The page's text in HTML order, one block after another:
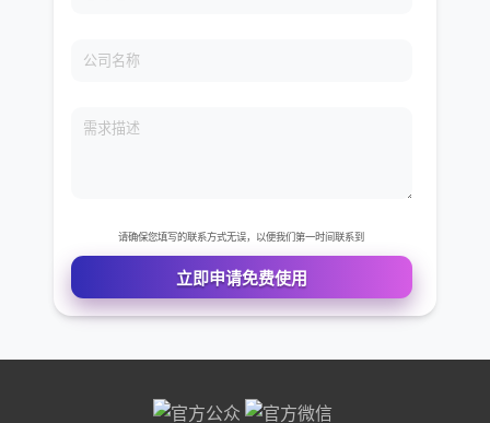
您的姓名
您的电话